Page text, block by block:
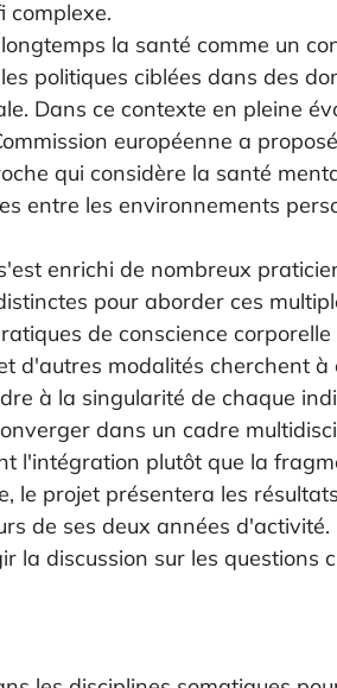
complexe.
la santé comme un
politiques ciblées dans des
Dans ce contexte en pleine
européenne a
qui considère la santé
entre les environnements
enrichi de nombreux
pour aborder ces
de conscience
d'autres modalités cherchent à
à la singularité de chaque
dans un cadre
l'intégration plutôt que la
le projet présentera les
de ses deux années
la discussion sur les questions